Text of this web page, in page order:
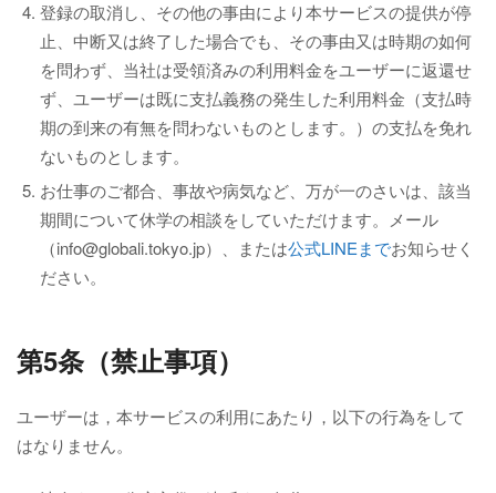
登録の取消し、その他の事由により本サービスの提供が停
止、中断又は終了した場合でも、その事由又は時期の如何
を問わず、当社は受領済みの利用料金をユーザーに返還せ
ず、ユーザーは既に支払義務の発生した利用料金（支払時
期の到来の有無を問わないものとします。）の支払を免れ
ないものとします。
お仕事のご都合、事故や病気など、万が一のさいは、該当
期間について休学の相談をしていただけます。メール
（info@globali.tokyo.jp）、または公式LINEまでお知らせく
ださい。
第5条（禁止事項）
ユーザーは，本サービスの利用にあたり，以下の行為をして
はなりません。